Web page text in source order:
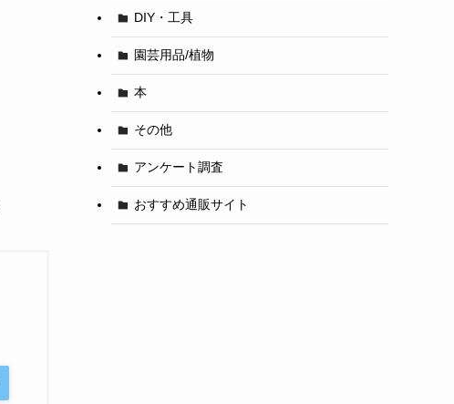
DIY・工具
園芸用品/植物
本
その他
アンケート調査
おすすめ通販サイト